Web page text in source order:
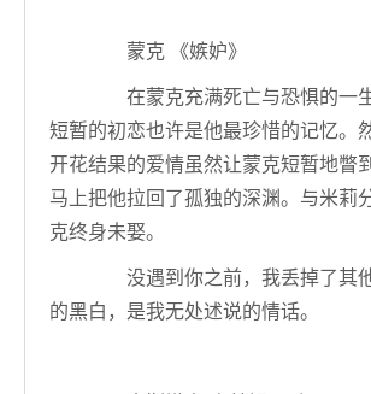
蒙克 《嫉妒》
在蒙克充满死亡与恐惧的一
短暂的初恋也许是他最珍惜的记忆。
开花结果的爱情虽然让蒙克短暂地瞥
马上把他拉回了孤独的深渊。与米莉
克终身未娶。
没遇到你之前，我丢掉了其
的黑白，是我无处述说的情话。